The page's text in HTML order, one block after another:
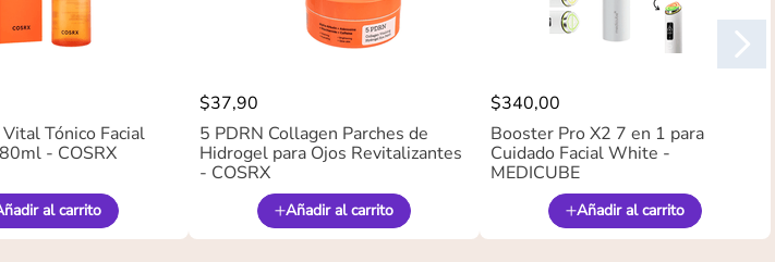
Tónico Facial
- COSRX
al carrito
$37,90
5 PDRN Collagen Parches de
Hidrogel para Ojos Revitalizantes
- COSRX
Añadir al carrito
$340,00
Booster Pro X2 7 en 1 para
Cuidado Facial White -
MEDICUBE
Añadir al carrito